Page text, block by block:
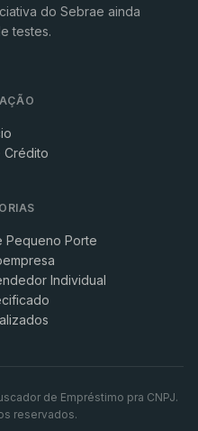
do Sebrae ainda
testes.
Crédito
Pequeno Porte
Individual
de Empréstimo pra CNPJ.
reservados.